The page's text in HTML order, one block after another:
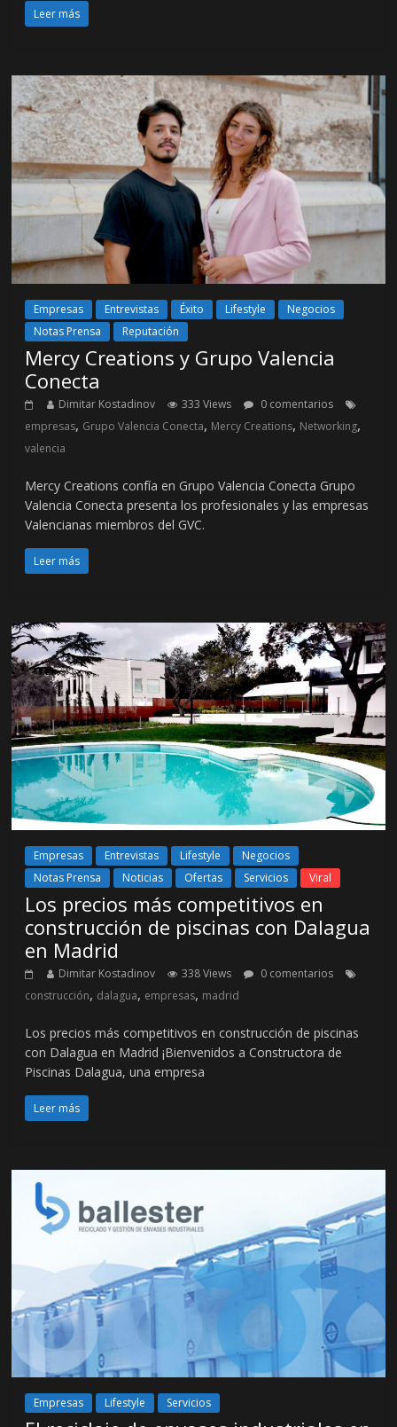
Leer más
Empresas Entrevistas Éxito Lifestyle
Negocios
Notas Prensa
Reputación
Mercy Creations y Grupo Valencia
Conecta
Dimitar Kostadinov 333 Views
0 comentarios
empresas, Grupo Valencia Conecta, Mercy Creations, Networking,
valencia
Mercy Creations confía en Grupo Valencia Conecta Grupo
Valencia Conecta presenta los profesionales y las empresas
Valencianas miembros del GVC.
Leer más
Empresas Entrevistas Lifestyle
Negocios
Notas Prensa
Noticias Ofertas Servicios Viral
Los precios más competitivos en
construcción de piscinas con Dalagua
en Madrid
Dimitar Kostadinov 338 Views
0 comentarios
construcción, dalagua, empresas, madrid
Los precios más competitivos en construcción de piscinas
con Dalagua en Madrid ¡Bienvenidos a Constructora de
Piscinas Dalagua, una empresa
Leer más
Empresas Lifestyle Servicios